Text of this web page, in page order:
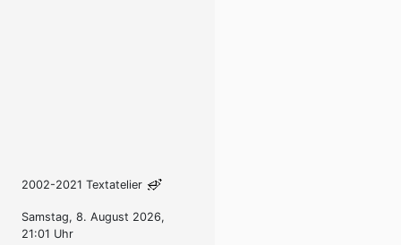
2002-2021 Textatelier
Samstag, 8. August 2026,
21:01 Uhr